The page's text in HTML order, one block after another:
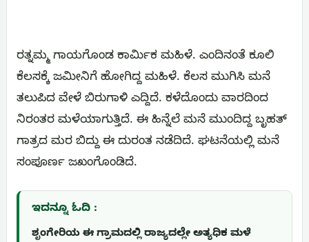
ರತ್ನಮ್ಮ ಗಾಯಗೊಂಡ ಕಾರ್ಮಿಕ ಮಹಿಳೆ. ಎಂದಿನಂತೆ ಕೂಲಿ
ಕೆಲಸಕ್ಕೆ ಜಮೀನಿಗೆ ಹೋಗಿದ್ದ ಮಹಿಳೆ. ಕೆಲಸ ಮುಗಿಸಿ ಮನೆ
ತಲುಪಿದ ವೇಳೆ ಬಿರುಗಾಳಿ ಎದ್ದಿದೆ. ಕಳೆದೊಂದು ವಾರದಿಂದ
ನಿರಂತರ ಮಳೆಯಾಗುತ್ತಿದೆ. ಈ ಹಿನ್ನೆಲೆ ಮನೆ ಮುಂದಿದ್ದ ಬೃಹತ್
ಗಾತ್ರದ ಮರ ಬಿದ್ದು ಈ ದುರಂತ ನಡೆದಿದೆ. ಘಟನೆಯಲ್ಲಿ ಮನೆ
ಸಂಪೂರ್ಣ ಜಖಂಗೊಂಡಿದೆ.
ಇದನ್ನೂ ಓದಿ :
ಶೃಂಗೇರಿಯ ಈ ಗ್ರಾಮದಲ್ಲಿ ರಾಜ್ಯದಲ್ಲೇ ಅತ್ಯಧಿಕ ಮಳೆ